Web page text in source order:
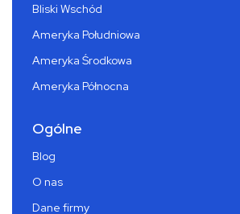
Bliski Wschód
Ameryka Południowa
Ameryka Środkowa
Ameryka Północna
Ogólne
Blog
O nas
Dane firmy